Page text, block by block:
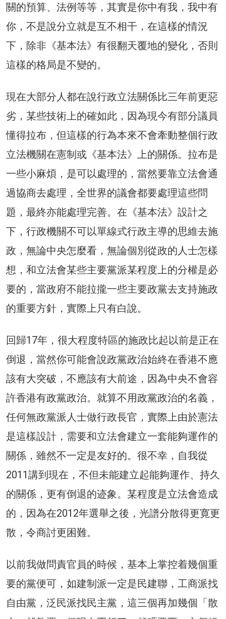
關的預算、法例等等，其實是你中有我，我中有
你，不是說分立就是互不相干，在這樣的情況
下，除非《基本法》有很翻天覆地的變化，否則
這樣的格局是不變的。
現在大部分人都在說行政立法關係比三年前更惡
劣，某些技術上的確如此，因為現今有部分議員
懂得拉布，但這樣的行為本來不會牽動整個行政
立法機關在憲制或《基本法》上的關係。拉布是
一些小麻煩，是可以處理的，當然要靠立法會通
過協商去處理，全世界的議會都要處理這些問
題，最終亦能處理完善。在《基本法》設計之
下，行政機關不可以單線式行政主導的思維去施
政，無論中央怎麼看，無論個別從政的人士怎樣
想，和立法會某些主要黨派某程度上的分權是必
要的，當政府不能拉攏一些主要政黨去支持施政
的重要方針，實際上只有白說。
回歸17年，很大程度特區的施政比起以前是正在
倒退，當然你可能會說政黨政治始終在香港不應
該有大突破，不應該有大前途，因為中央不會容
許香港有政黨政治。就算不用政黨政治的名義，
任何無政黨派人士做行政長官，實際上由於憲法
是這樣設計，需要和立法會建立一套能夠運作的
關係，雖然不一定是友好的。很不幸，自我從
2011講到現在，不但未能建立起能夠運作、持久
的關係，更有倒退的迹象。某程度是立法會造成
的，因為在2012年選舉之後，光譜分散得更寛更
散，令商討更困難。
以前我做問責官員的時候，基本上掌控着幾個重
要的黨便可，如建制派一定是民建聯，工商派找
自由黨，泛民派找民主黨，這三個再加幾個「散